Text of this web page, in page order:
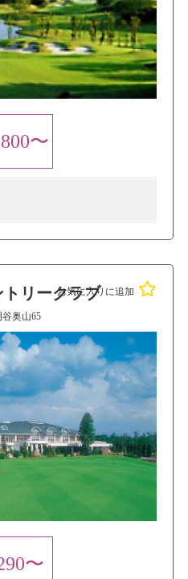
〜
リークラブ
奥山65
〜
お気に入りに追加